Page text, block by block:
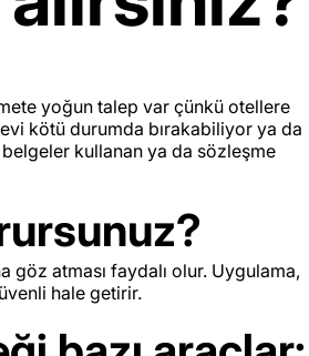
yoğun talep var çünkü otellere
kötü durumda bırakabiliyor ya da
kullanan ya da sözleşme
atması faydalı olur. Uygulama,
hale getirir.